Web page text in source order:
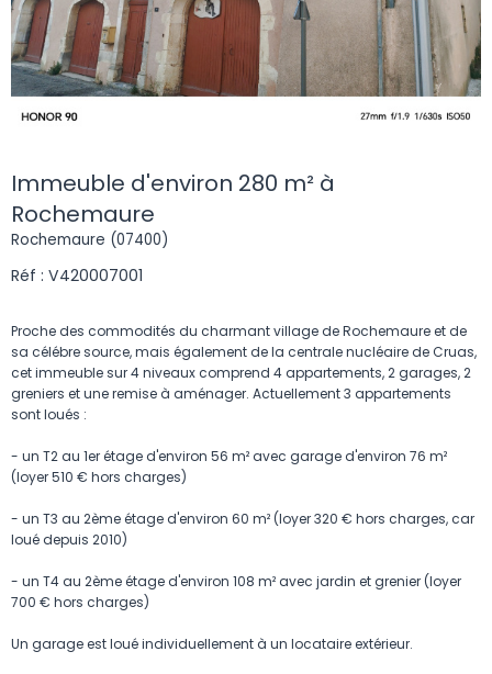
Immeuble d'environ 280 m² à
Rochemaure
Rochemaure (07400)
Réf : V420007001
Proche des commodités du charmant village de Rochemaure et de
sa célébre source, mais également de la centrale nucléaire de Cruas,
cet immeuble sur 4 niveaux comprend 4 appartements, 2 garages, 2
greniers et une remise à aménager. Actuellement 3 appartements
sont loués :
- un T2 au 1er étage d'environ 56 m² avec garage d'environ 76 m²
(loyer 510 € hors charges)
- un T3 au 2ème étage d'environ 60 m² (loyer 320 € hors charges, car
loué depuis 2010)
- un T4 au 2ème étage d'environ 108 m² avec jardin et grenier (loyer
700 € hors charges)
Un garage est loué individuellement à un locataire extérieur.